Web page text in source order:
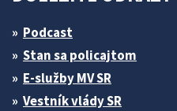
Podcast
Stan sa policajtom
E-služby MV SR
Vestník vlády SR